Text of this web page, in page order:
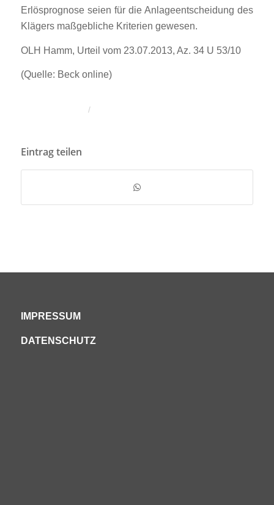
Erlösprognose seien für die Anlageentscheidung des
Klägers maßgebliche Kriterien gewesen.
OLH Hamm, Urteil vom 23.07.2013, Az. 34 U 53/10
(Quelle: Beck online)
/
Eintrag teilen
IMPRESSUM
DATENSCHUTZ